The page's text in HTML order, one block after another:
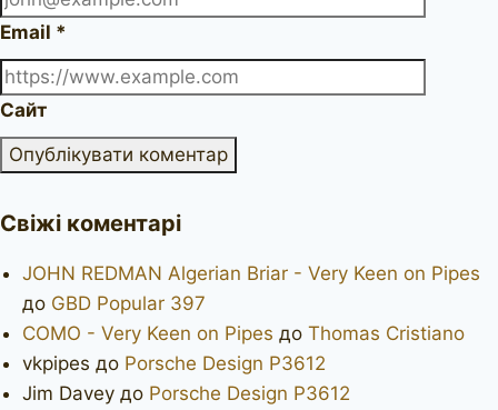
Email *
Сайт
Свіжі коментарі
JOHN REDMAN Algerian Briar - Very Keen on Pipes
до GBD Popular 397
COMO - Very Keen on Pipes до Thomas Cristiano
vkpipes до Porsche Design P3612
Jim Davey до Porsche Design P3612